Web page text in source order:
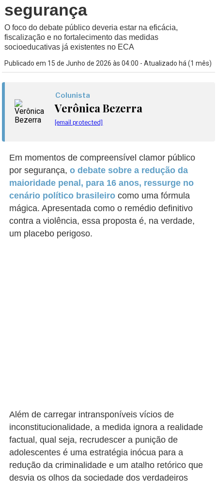
segurança
O foco do debate público deveria estar na eficácia,
fiscalização e no fortalecimento das medidas
socioeducativas já existentes no ECA
Publicado em 15 de Junho de 2026 às 04:00 - Atualizado há (1 mês)
Colunista
Verônica Bezerra
[email protected]
Em momentos de compreensível clamor público
por segurança,o debate sobre a redução da
maioridade penal, para 16 anos, ressurge no
cenário político brasileirocomo uma fórmula
mágica. Apresentada como o remédio definitivo
contra a violência, essa proposta é, na verdade,
um placebo perigoso.
Além de carregar intransponíveis vícios de
inconstitucionalidade, a medida ignora a realidade
factual, qual seja, recrudescer a punição de
adolescentes é uma estratégia inócua para a
redução da criminalidade e um atalho retórico que
desvia os olhos da sociedade dos verdadeiros